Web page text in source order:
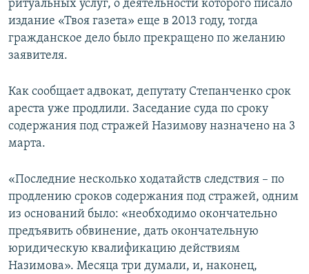
ритуальных услуг, о деятельности которого писало
издание «Твоя газета» еще в 2013 году, тогда
гражданское дело было прекращено по желанию
заявителя.
Как сообщает адвокат, депутату Степанченко срок
ареста уже продлили. Заседание суда по сроку
содержания под стражей Назимову назначено на 3
марта.
«Последние несколько ходатайств следствия – по
продлению сроков содержания под стражей, одним
из оснований было: «необходимо окончательно
предъявить обвинение, дать окончательную
юридическую квалификацию действиям
Назимова». Месяца три думали, и, наконец,